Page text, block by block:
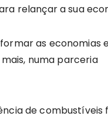
relançar a sua
as economias
numa parceria
de combustíveis